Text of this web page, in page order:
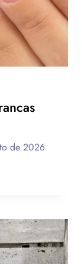
de 2026